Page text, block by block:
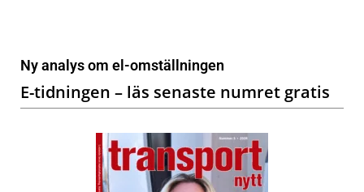
Ny analys om el-omställningen
E-tidningen – läs senaste numret gratis